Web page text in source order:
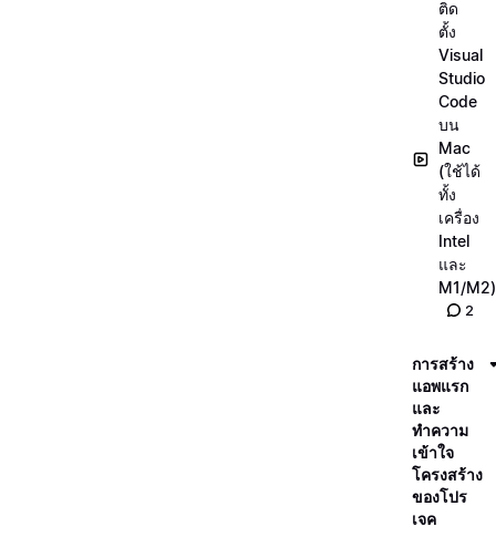
ติด
ตั้ง
Visual
Studio
Code
บน
Mac
(ใช้ได้
ทั้ง
เครื่อง
Intel
และ
M1/M2)
2
การสร้าง
แอพแรก
และ
ทำความ
เข้าใจ
โครงสร้าง
ของโปร
เจค